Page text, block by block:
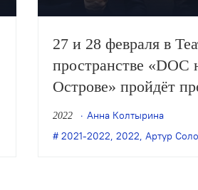
увольнение,уголовное дело
27 и 28 февраля в
пространстве «DOC
Острове» пройдёт
мы хоронили Иосифа
Виссарионовича» по
2022
Анна Колтырина
2021-2022, 2022, Артур